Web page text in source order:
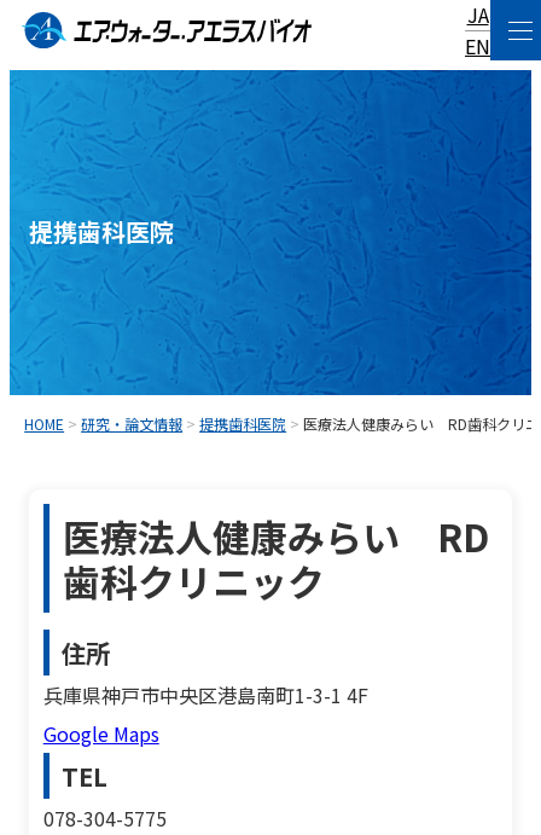
コ
ン
テ
ン
へ
ス
キ
ッ
プ
EN
JA
提携歯科医院
HOME >研究・論文情報 >提携歯科医院 >医療法人健康みらい RD歯科クリ
医療法人健康みらい RD
歯科クリニック
住所
兵庫県神戸市中央区港島南町1-3-1 4F
Google Maps
TEL
078-304-5775